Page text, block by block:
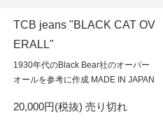
TCB jeans "BLACK CAT OV
ERALL"
1930年代のBlack Bear社のオーバー
オールを参考に作成 MADE IN JAPAN
20,000円(税抜) 売り切れ